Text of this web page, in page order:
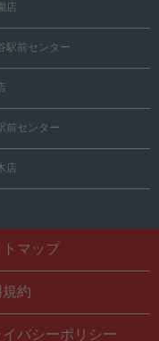
店
駅前センター
前センター
店
トマップ
約
イバシーポリシー